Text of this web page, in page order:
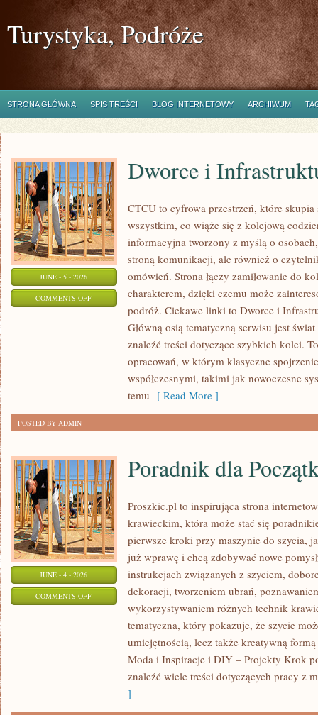
Turystyka, Podróże
STRONA GŁÓWNA SPIS TREŚCI BLOG INTERNETOWY ARCHIWUM
JUNE - 5 - 2026
COMMENTS OFFON
INFRASTRUKTURA
Dworce i
CTCU to cyfrowa przestrzeń, które skupia
wszystkim, co wiąże się z kolejową
informacyjna tworzony z myślą o
stroną komunikacji, ale również o
omówień. Strona łączy zamiłowanie do
charakterem, dzięki czemu może
podróż. Ciekawe linki to Dworce i
Główną osią tematyczną serwisu jest
znaleźć treści dotyczące szybkich kolei.
opracowań, w którym klasyczne
współczesnymi, takimi jak nowoczesne
temu [ Read More ]
POSTED BY ADMIN
JUNE - 4 - 2026
COMMENTS OFFON
POCZĄTKUJĄCYCH
Poradnik dla
Proszkic.pl to inspirująca strona
krawieckim, która może stać się
pierwsze kroki przy maszynie do szycia,
już wprawę i chcą zdobywać nowe
instrukcjach związanych z szyciem,
dekoracji, tworzeniem ubrań,
wykorzystywaniem różnych technik
tematyczna, który pokazuje, że szycie
umiejętnością, lecz także kreatywną
Moda i Inspiracje i DIY – Projekty Krok
znaleźć wiele treści dotyczących pracy z
]